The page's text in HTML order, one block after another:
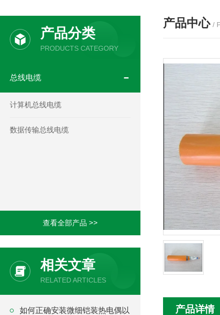
产品分类
PRODUCTS CATEGORY
总线电缆
计算机总线电缆
数据传输总线电缆
查看全部产品 >>
相关文章
RELATED ARTICLES
如何正确安装微细铠装热电偶以
产品中心 /
产品详情